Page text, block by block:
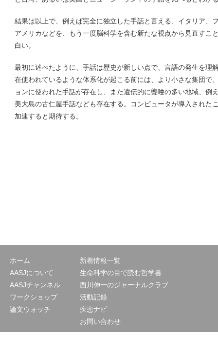
結果は以上で、例えば完全に独立した手話と言える、イタリア、
アメリカなどを、もう一度脳科学を含む新たな視点から見直すこ
白い。
最初に述べたように、手話は歴史が新しい点で、言語の発生を理
在使われているような体系化が起こる前には、より小さな集団で
ョンに使われた手話が存在し、また遺伝的に聾唖の多い地域、例
美大島の古仁屋手話なども存在する。コンピュータが導入された
加速すると期待する。
ホーム
AASJについて
AASJチャンネル
ワークショップ
論文ウォッチ
新着情報一覧
生命科学の目で読む哲学書
西川伸一のジャーナルクラブ
活動記録
疾患ナビ
お問い合わせ